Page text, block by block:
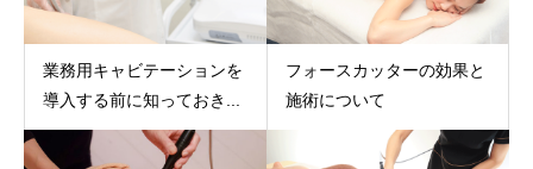
業務用キャビテーションを
導入する前に知っておき...
フォースカッターの効果と
施術について